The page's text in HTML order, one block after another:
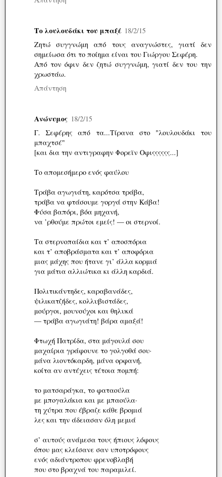
Το λουλουδάκι του μπαξέ 18/2/15
Ζητώ συγγνώμη από τους αναγνώστες, γιατί δεν
σημείωσα ότι το ποίημα είναι του Γιώργου Σεφέρη.
Από τον όφιν δεν ζητώ συγγνώμη, γιατί δεν του την
χρωστάω.
Απάντηση
Ανώνυμος 18/2/15
Γ. Σεφέρης από τα...Τίρανα στο "λουλουδάκι του
μπαχτσέ"
[και δια την αντιγραφην Φορεϊν Οφιςςςςςς...]
Το απομεσήμερο ενός φαύλου
Τράβα αγωγιάτη, καρότσα τράβα,
τράβα να φτάσουμε γοργά στην Κάβα!
Φύσα βαπόρι, βόα μηχανή,
να ’ρθούμε πρώτοι εμείς! — οι στερνοί.
Τα στερνοπαίδια και τ’ αποσπόρια
και τ’ αποβράσματα και τ’ αποφόρια
μιας μάχης που ήτανε γι’ άλλα κορμιά
για μάτια αλλιώτικα κι άλλη καρδιά.
Πολιτικάντηδες, καραβανάδες,
ψιλικατζήδες, κολλυβιστάδες,
μούργοι, μουνούχοι και θηλυκά
— τράβα αγωγιάτη! βάρα αμαξά!
Φτωχή Πατρίδα, στα μάγουλά σου
μαχαίρια γράφουνε το γολγοθά σου·
μάνα λιοντόκαρδη, μάνα ορφανή,
κοίτα αν αντέχεις τέτοια πομπή:
το ματσαράγκα, το φαταούλα
με μπογαλάκια και με μπαούλα·
τη χύτρα που έβραζε κάθε βρομιά
λες και την άδειασαν όλη μεμιά
σ’ αυτούς ανάμεσα τους ήπιους λόφους
όπου μας κλείσανε σαν υποτρόφους
ενός αδιάντροπου φρενοβλαβή
που στο βραχνά του παραμιλεί.